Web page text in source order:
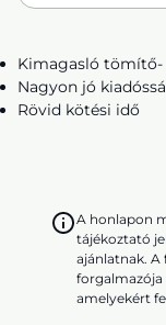
Kimagasló tömítő-
Nagyon jó
Rövid kötési idő
A honlapon
tájékoztató
ajánlatnak.
forgalmazója
amelyekért